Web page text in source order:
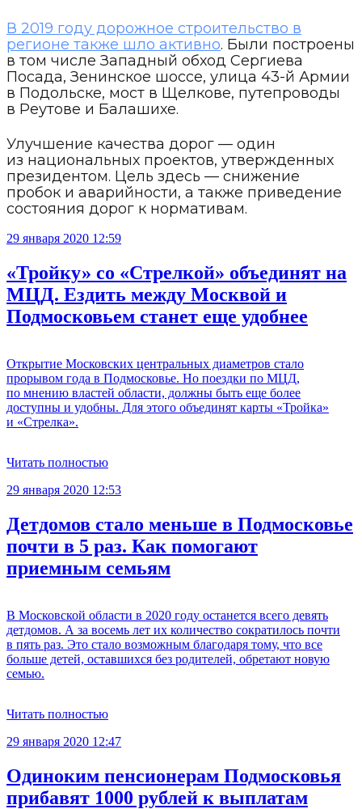
В 2019 году дорожное строительство в
регионе также шло активно. Были построены
в том числе Западный обход Сергиева
Посада, Зенинское шоссе, улица 43-й Армии
в Подольске, мост в Щелкове, путепроводы
в Реутове и Балашихе.
Улучшение качества дорог — один
из национальных проектов, утвержденных
президентом. Цель здесь — снижение
пробок и аварийности, а также приведение
состояния дорог к нормативам.
29 января 2020 12:59
«Тройку» со «Стрелкой» объединят на
МЦД. Ездить между Москвой и
Подмосковьем станет еще удобнее
Открытие Московских центральных диаметров стало
прорывом года в Подмосковье. Но поездки по МЦД,
по мнению властей области, должны быть еще более
доступны и удобны. Для этого объединят карты «Тройка»
и «Стрелка».
Читать полностью
29 января 2020 12:53
Детдомов стало меньше в Подмосковье
почти в 5 раз. Как помогают
приемным семьям
В Московской области в 2020 году останется всего девять
детдомов. А за восемь лет их количество сократилось почти
в пять раз. Это стало возможным благодаря тому, что все
больше детей, оставшихся без родителей, обретают новую
семью.
Читать полностью
29 января 2020 12:47
Одиноким пенсионерам Подмосковья
прибавят 1000 рублей к выплатам